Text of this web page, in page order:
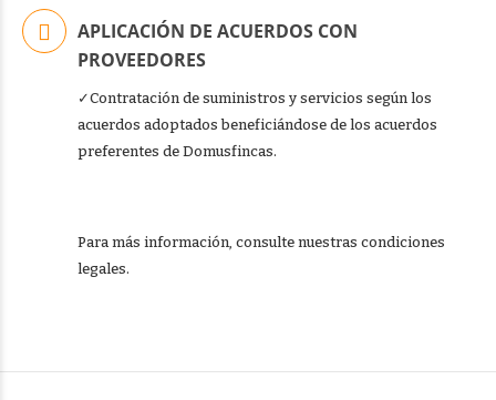
APLICACIÓN DE ACUERDOS CON
PROVEEDORES
✓Contratación de suministros y servicios según los
acuerdos adoptados beneficiándose de los acuerdos
preferentes de Domusfincas.
Para más información, consulte nuestras condiciones
legales.